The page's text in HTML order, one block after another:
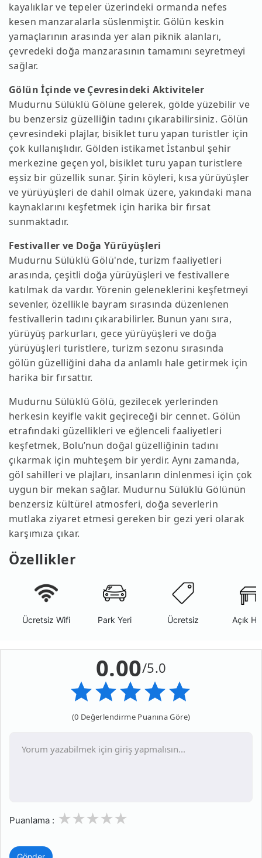
kayalıklar ve tepeler üzerindeki ormanda nefes
kesen manzaralarla süslenmiştir. Gölün keskin
yamaçlarının arasında yer alan piknik alanları,
çevredeki doğa manzarasının tamamını seyretmeyi
sağlar.
Gölün İçinde ve Çevresindeki Aktiviteler
Mudurnu Sülüklü Gölüne gelerek, gölde yüzebilir ve
bu benzersiz güzelliğin tadını çıkarabilirsiniz. Gölün
çevresindeki plajlar, bisiklet turu yapan turistler için
çok kullanışlıdır. Gölden istikamet İstanbul şehir
merkezine geçen yol, bisiklet turu yapan turistlere
eşsiz bir güzellik sunar. Şirin köyleri, kısa yürüyüşler
ve yürüyüşleri de dahil olmak üzere, yakındaki mana
kaynaklarını keşfetmek için harika bir fırsat
sunmaktadır.
Festivaller ve Doğa Yürüyüşleri
Mudurnu Sülüklü Gölü'nde, turizm faaliyetleri
arasında, çeşitli doğa yürüyüşleri ve festivallere
katılmak da vardır. Yörenin geleneklerini keşfetmeyi
sevenler, özellikle bayram sırasında düzenlenen
festivallerin tadını çıkarabilirler. Bunun yanı sıra,
yürüyüş parkurları, gece yürüyüşleri ve doğa
yürüyüşleri turistlere, turizm sezonu sırasında
gölün güzelliğini daha da anlamlı hale getirmek için
harika bir fırsattır.
Mudurnu Sülüklü Gölü, gezilecek yerlerinden
herkesin keyifle vakit geçireceği bir cennet. Gölün
etrafındaki güzellikleri ve eğlenceli faaliyetleri
keşfetmek, Bolu’nun doğal güzelliğinin tadını
çıkarmak için muhteşem bir yerdir. Aynı zamanda,
göl sahilleri ve plajları, insanların dinlenmesi için çok
uygun bir mekan sağlar. Mudurnu Sülüklü Gölünün
benzersiz kültürel atmosferi, doğa severlerin
mutlaka ziyaret etmesi gereken bir gezi yeri olarak
karşımıza çıkar.
Özellikler
Ücretsiz Wifi Park Yeri Ücretsiz Açık
0.00/5.0
(0 Değerlendirme Puanına Göre)
Puanlama : 3
2
1